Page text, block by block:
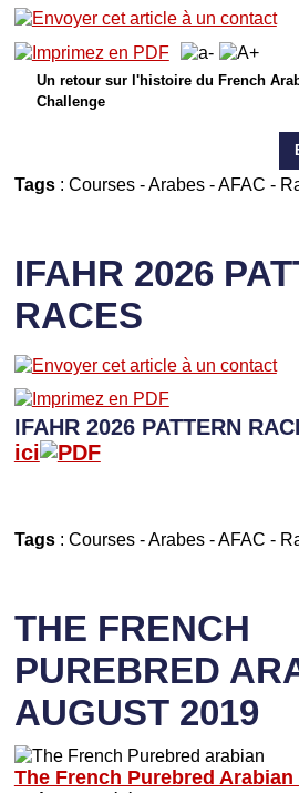
Un retour sur l'histoire du French
Challenge
Tags: Courses-Arabes-AFAC -
IFAHR 2026
RACES
IFAHR 2026 PATTERN
ici
Tags: Courses-Arabes-AFAC -
THE FRENCH
PUREBRED
AUGUST 2019
The French Purebred Arabian